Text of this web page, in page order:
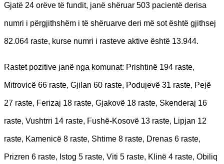
Gjatë 24 orëve të fundit, janë shëruar 503 pacientë derisa
numri i përgjithshëm i të shëruarve deri më sot është gjithsej
82.064 raste, kurse numri i rasteve aktive është 13.944.
Rastet pozitive janë nga komunat: Prishtinë 194 raste,
Mitrovicë 66 raste, Gjilan 60 raste, Podujevë 31 raste, Pejë
27 raste, Ferizaj 18 raste, Gjakovë 18 raste, Skenderaj 16
raste, Vushtrri 14 raste, Fushë-Kosovë 13 raste, Lipjan 12
raste, Kamenicë 8 raste, Shtime 8 raste, Drenas 6 raste,
Prizren 6 raste, Istog 5 raste, Viti 5 raste, Klinë 4 raste, Obiliq